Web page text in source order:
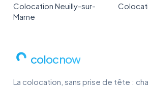
Colocation Neuilly-sur-
Marne
colocnow
La colocation, sans prise de tête :